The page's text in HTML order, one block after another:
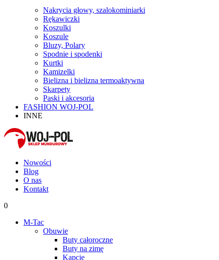
Nakrycia głowy, szalokominiarki
Rękawiczki
Koszulki
Koszule
Bluzy, Polary
Spodnie i spodenki
Kurtki
Kamizelki
Bielizna i bielizna termoaktywna
Skarpety
Paski i akcesoria
FASHION WOJ-POL
INNE
Nowości
Blog
O nas
Kontakt
0
M-Tac
Obuwie
Buty całoroczne
Buty na zimę
Kapcie